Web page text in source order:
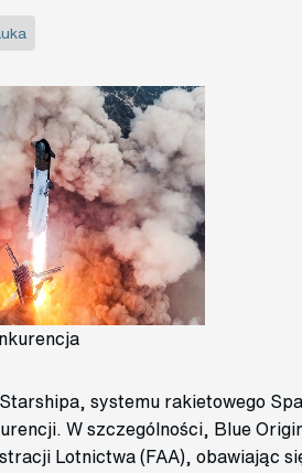
systemu rakietowego
W szczególności, Blue
Lotnictwa (FAA), obawiając